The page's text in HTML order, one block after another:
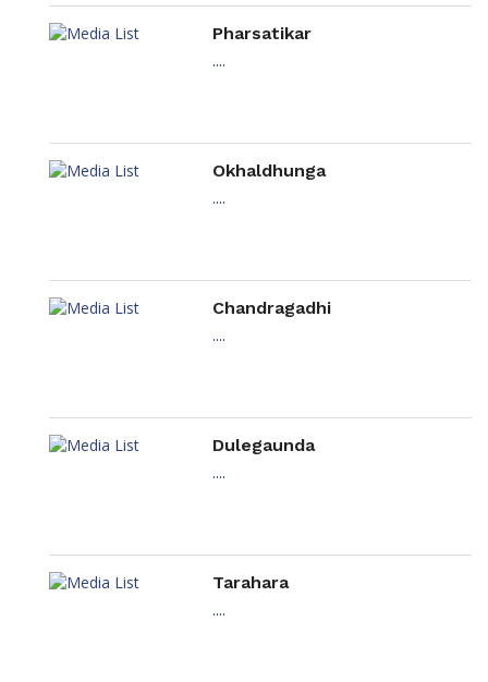
Pharsatikar
....
Okhaldhunga
....
Chandragadhi
....
Dulegaunda
....
Tarahara
....